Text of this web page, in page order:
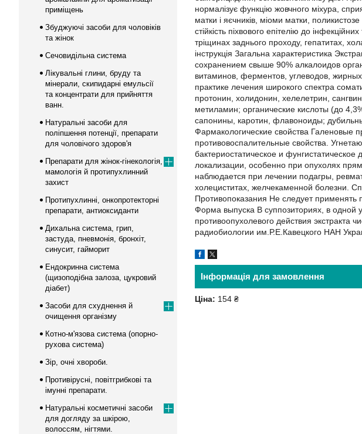
нормалізує функцію жовчного міхура,
матки і яєчників, міоми матки,
стійкість піхвового епітелію до
тріщинах заднього проходу, гепатитах,
інструкція Загальна характеристика
сохранением свыше 90% алкалоидов
витаминов, ферментов, углеводов,
практике лечения широкого спектра
протонин, холидонин, хелелетрин,
метиламин; органические кислоты (до
сапонины, каротин, флавоноиды;
Фармакологические свойства Галеновые
противовоспалительные свойства.
бактериостатическое и
локализации, особенно при опухолях
наблюдается при лечении подагры,
холециститах, желчекаменной болезни.
Противопоказания Не следует
Форма выпуска В суппозиториях, в одной
противоопухолевого действия
радиобиологии им.Р.Е.Кавецкого НАН
Інформація для замовлення
Ціна: 154 ₴
приміщень
Збуджуючі засоби для чоловіків
та жінок
Сечовидільна система
Лікувальні глини, бруду та
мінерали, скипидарні емульсії
та концентрати для прийняття
ванн.
Натуральні засоби для
поліпшення потенції, препарати
для чоловічого здоров'я
Препарати для жінок-гінекологія,
мамологія й протипухлинний
захист
Протипухлинні, онкопротекторні
препарати, антиоксиданти
Дихальна система, грип,
застуда, пневмонія, бронхіт,
синусит, гайморит
Ендокринна система
(щизоподібна залоза, цукровий
діабет)
Засоби для схуднення й
очищення організму
Котно-м'язова система (опорно-
рухова система)
Зір, очні хвороби.
Противірусні, повітгрибкові та
імунні препарати.
Натуральні косметичні засоби
для догляду за шкірою,
волоссям, нігтями.